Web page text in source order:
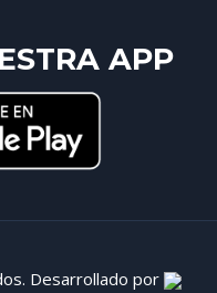
APP
Desarrollado por